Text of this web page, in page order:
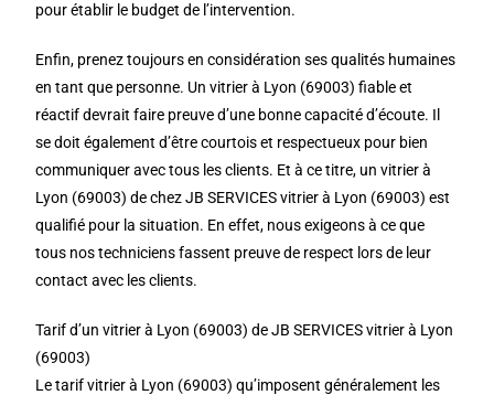
pour établir le budget de l’intervention.
Enfin, prenez toujours en considération ses qualités humaines
en tant que personne. Un vitrier à Lyon (69003) fiable et
réactif devrait faire preuve d’une bonne capacité d’écoute. Il
se doit également d’être courtois et respectueux pour bien
communiquer avec tous les clients. Et à ce titre, un vitrier à
Lyon (69003) de chez JB SERVICES vitrier à Lyon (69003) est
qualifié pour la situation. En effet, nous exigeons à ce que
tous nos techniciens fassent preuve de respect lors de leur
contact avec les clients.
Tarif d’un vitrier à Lyon (69003) de JB SERVICES vitrier à Lyon
(69003)
Le tarif vitrier à Lyon (69003) qu’imposent généralement les